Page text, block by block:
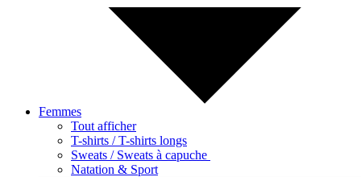
Femmes
Tout afficher
T-shirts / T-shirts longs
Sweats / Sweats à capuche
Natation & Sport